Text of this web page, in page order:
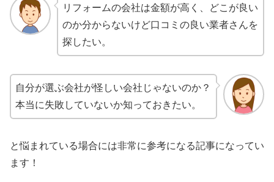
リフォームの会社は金額が高く、どこが良い
のか分からないけど口コミの良い業者さんを
探したい。
自分が選ぶ会社が怪しい会社じゃないのか？
本当に失敗していないか知っておきたい。
と悩まれている場合には非常に参考になる記事になってい
ます！